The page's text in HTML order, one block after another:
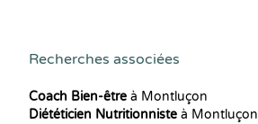
Recherches associées
Coach Bien-être à Montluçon
Diététicien Nutritionniste à Montluçon